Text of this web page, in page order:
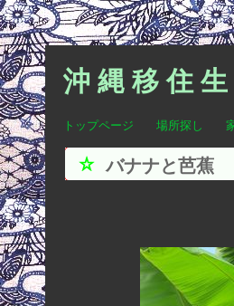
沖 縄 移 住
トップページ 場所探し
バナナと芭蕉